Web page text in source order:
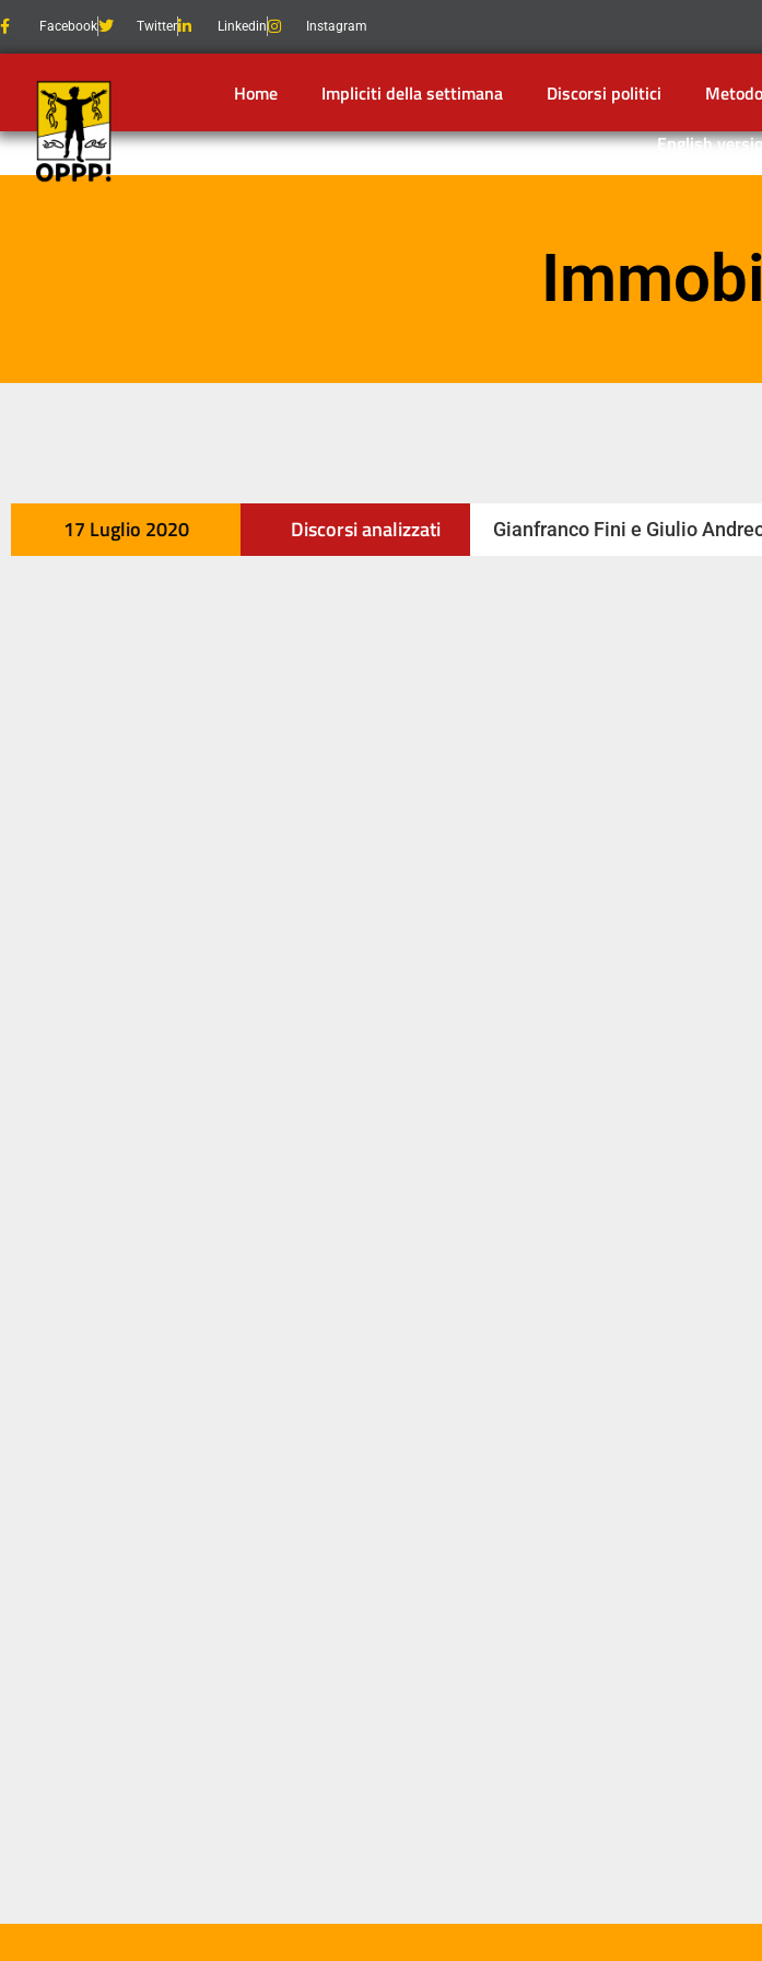
Facebook Twitter Linkedin Instagram
Home Impliciti della settimana Discorsi politici Metodo
English
17 Luglio 2020 Discorsi analizzati Gianfranco Fini e Giulio